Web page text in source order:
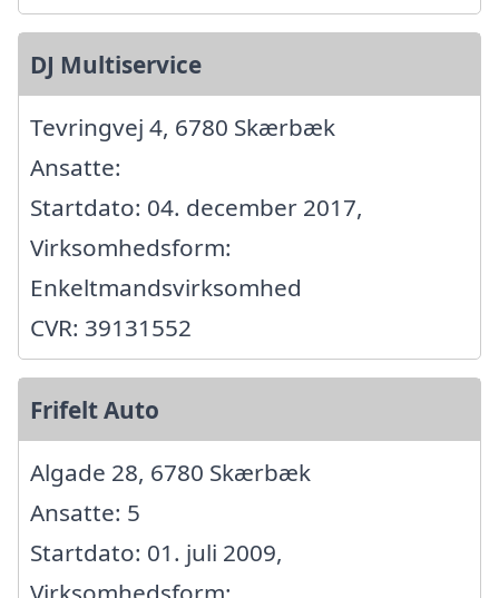
DJ Multiservice
Tevringvej 4, 6780 Skærbæk
Ansatte:
Startdato: 04. december 2017,
Virksomhedsform:
Enkeltmandsvirksomhed
CVR: 39131552
Frifelt Auto
Algade 28, 6780 Skærbæk
Ansatte: 5
Startdato: 01. juli 2009,